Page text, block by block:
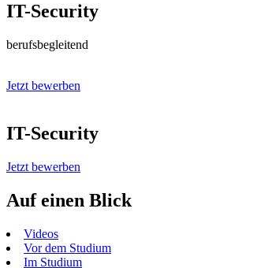
IT-Security
berufsbegleitend
Jetzt bewerben
IT-Security
Jetzt bewerben
Auf einen Blick
Videos
Vor dem Studium
Im Studium